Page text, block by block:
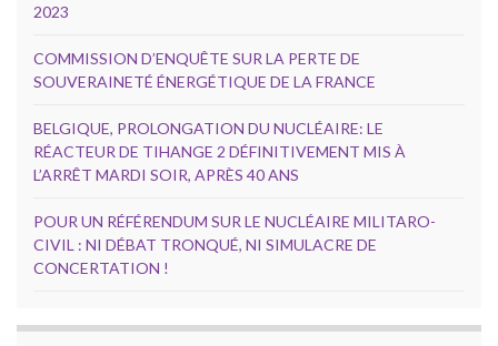
2023
COMMISSION D’ENQUÊTE SUR LA PERTE DE
SOUVERAINETÉ ÉNERGÉTIQUE DE LA FRANCE
BELGIQUE, PROLONGATION DU NUCLÉAIRE: LE
RÉACTEUR DE TIHANGE 2 DÉFINITIVEMENT MIS À
L’ARRÊT MARDI SOIR, APRÈS 40 ANS
POUR UN RÉFÉRENDUM SUR LE NUCLÉAIRE MILITARO-
CIVIL : NI DÉBAT TRONQUÉ, NI SIMULACRE DE
CONCERTATION !